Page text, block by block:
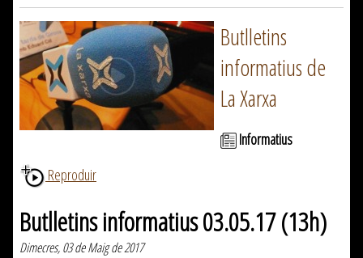
Butlletins
informatius de
La Xarxa
Informatius
Reproduir
Butlletins informatius 03.05.17 (13h)
Dimecres, 03 de Maig de 2017